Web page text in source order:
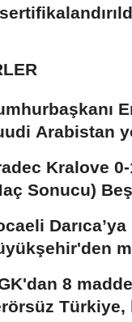
Arabistan
Kralove
Sonucu)
Darıca’ya
8
Türkiye,